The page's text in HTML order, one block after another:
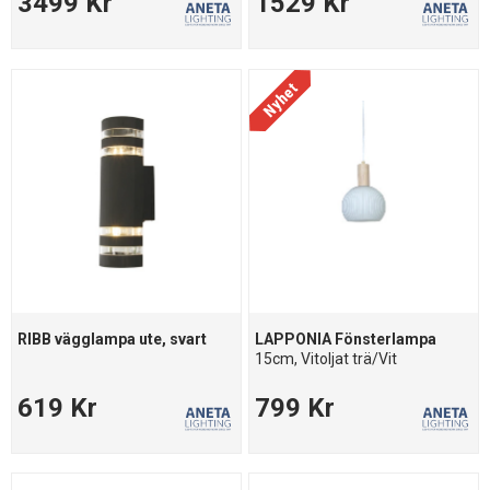
RIBB vägglampa ute, svart
619 Kr
LAPPONIA Fönsterlampa
15cm, Vitoljat trä/Vit
799 Kr